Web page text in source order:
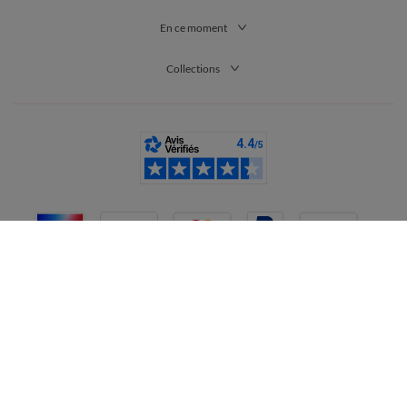
En ce moment
Collections